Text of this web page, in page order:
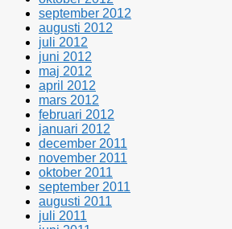
september 2012
augusti 2012
juli 2012
juni 2012
maj 2012
april 2012
mars 2012
februari 2012
januari 2012
december 2011
november 2011
oktober 2011
september 2011
augusti 2011
juli 2011